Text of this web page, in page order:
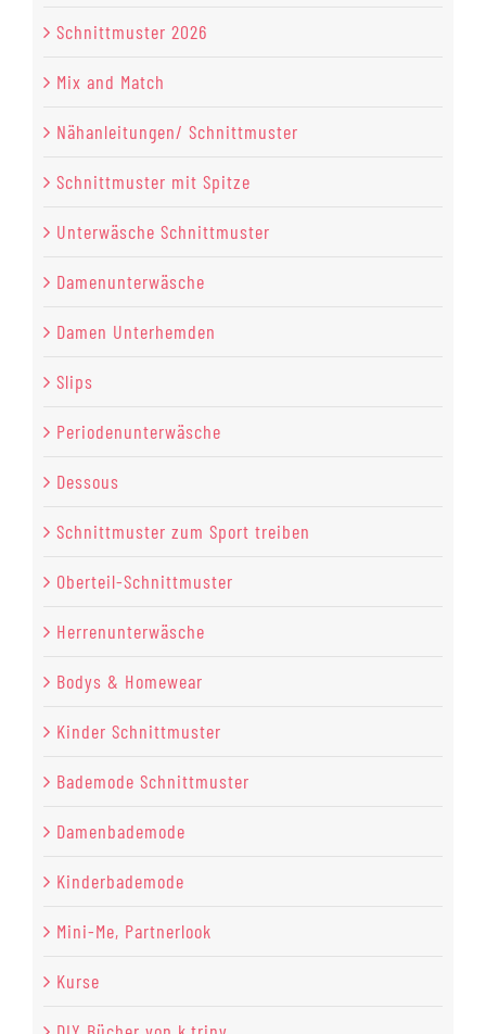
Schnittmuster 2026
Mix and Match
Nähanleitungen/ Schnittmuster
Schnittmuster mit Spitze
Unterwäsche Schnittmuster
Damenunterwäsche
Damen Unterhemden
Slips
Periodenunterwäsche
Dessous
Schnittmuster zum Sport treiben
Oberteil-Schnittmuster
Herrenunterwäsche
Bodys & Homewear
Kinder Schnittmuster
Bademode Schnittmuster
Damenbademode
Kinderbademode
Mini-Me, Partnerlook
Kurse